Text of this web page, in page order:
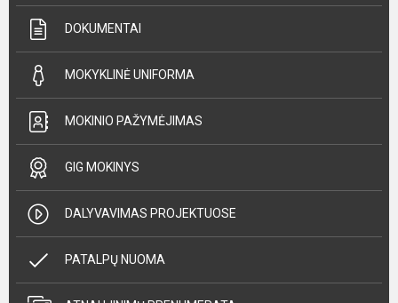
DOKUMENTAI
MOKYKLINĖ UNIFORMA
MOKINIO PAŽYMĖJIMAS
GIG MOKINYS
DALYVAVIMAS PROJEKTUOSE
PATALPŲ NUOMA